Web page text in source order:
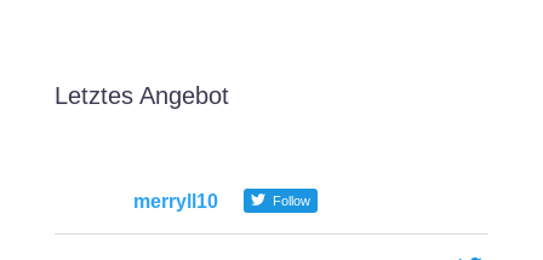
Letztes Angebot
merryll10 Follow